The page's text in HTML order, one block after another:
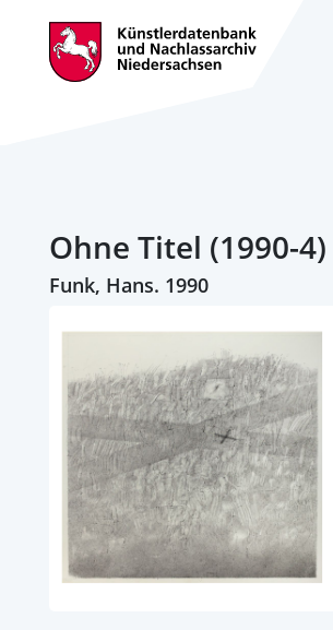
Ohne Titel (1990-4)
Funk, Hans. 1990